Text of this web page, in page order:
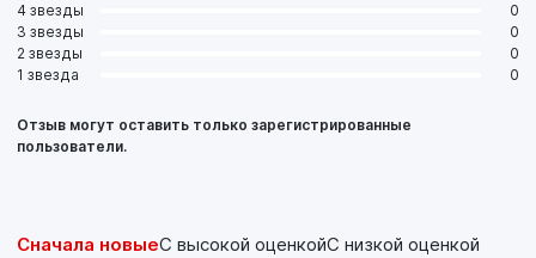
4 звезды
0
3 звезды
0
2 звезды
0
1 звезда
0
Отзыв могут оставить только зарегистрированные
пользователи.
Сначала новыеС высокой оценкойС низкой оценкой